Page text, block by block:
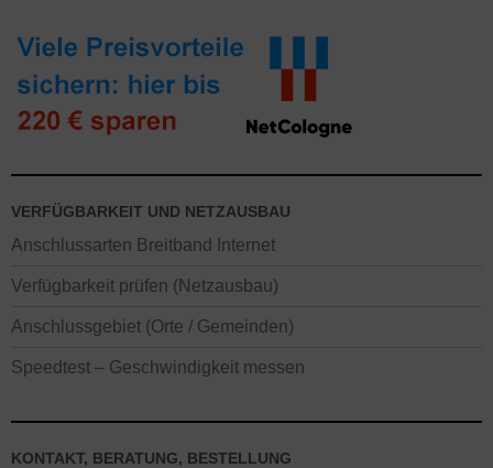
VERFÜGBARKEIT UND NETZAUSBAU
Anschlussarten Breitband Internet
Verfügbarkeit prüfen (Netzausbau)
Anschlussgebiet (Orte / Gemeinden)
Speedtest – Geschwindigkeit messen
KONTAKT, BERATUNG, BESTELLUNG